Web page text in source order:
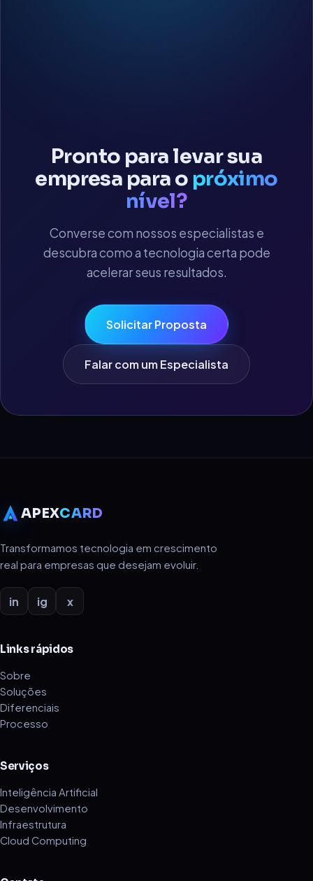
Pronto para levar sua
empresa para o próximo
nível?
Converse com nossos especialistas e
descubra como a tecnologia certa pode
acelerar seus resultados.
Solicitar Proposta
Falar com um Especialista
APEXCARD
Transformamos tecnologia em crescimento
real para empresas que desejam evoluir.
in ig x
Links rápidos
Sobre
Soluções
Diferenciais
Processo
Serviços
Inteligência Artificial
Desenvolvimento
Infraestrutura
Cloud Computing